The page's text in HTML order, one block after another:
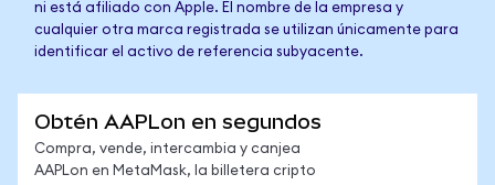
ni está afiliado con Apple. El nombre de la empresa y
cualquier otra marca registrada se utilizan únicamente para
identificar el activo de referencia subyacente.
Obtén AAPLon en segundos
Compra, vende, intercambia y canjea
AAPLon en MetaMask, la billetera cripto